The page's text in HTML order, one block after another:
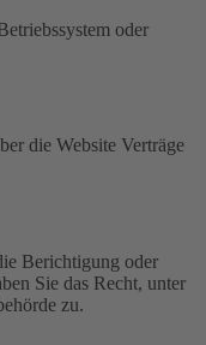
oder
die Website Verträge
Berichtigung oder
Sie das Recht, unter
zu.